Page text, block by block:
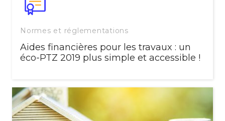
Normes et réglementations
Aides financières pour les travaux : un
éco-PTZ 2019 plus simple et accessible !